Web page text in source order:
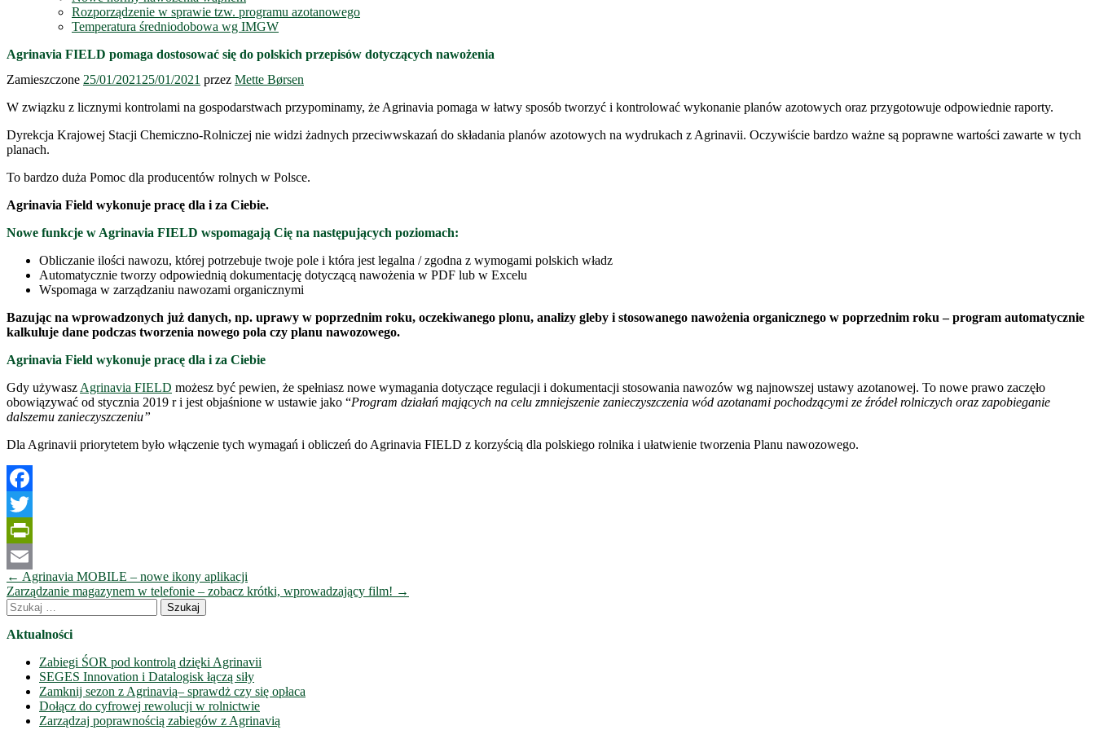
Rozporządzenie w sprawie tzw. programu azotanowego
Temperatura średniodobowa wg IMGW
Agrinavia FIELD pomaga dostosować się do polskich przepisów dotyczących nawożenia
Zamieszczone 25/01/2021 25/01/2021 przez Mette Børsen
W związku z licznymi kontrolami na gospodarstwach przypominamy, że Agrinavia pomaga w łatwy sposób tworzyć i kontrolować wykonanie planów azotowych oraz przygotowuje odpowiednie raporty.
Dyrekcja Krajowej Stacji Chemiczno-Rolniczej nie widzi żadnych przeciwwskazań do składania planów azotowych na wydrukach z Agrinavii. Oczywiście bardzo ważne są poprawne wartości zawarte w tych
planach.
To bardzo duża Pomoc dla producentów rolnych w Polsce.
Agrinavia Field wykonuje pracę dla i za Ciebie.
Nowe funkcje w Agrinavia FIELD wspomagają Cię na następujących poziomach:
Obliczanie ilości nawozu, której potrzebuje twoje pole i która jest legalna / zgodna z wymogami polskich władz
Automatycznie tworzy odpowiednią dokumentację dotyczącą nawożenia w PDF lub w Excelu
Wspomaga w zarządzaniu nawozami organicznymi
Bazując na wprowadzonych już danych, np. uprawy w poprzednim roku, oczekiwanego plonu, analizy gleby i stosowanego nawożenia organicznego w poprzednim roku – program automatycznie
kalkuluje dane podczas tworzenia nowego pola czy planu nawozowego.
Agrinavia Field wykonuje pracę dla i za Ciebie
Gdy używasz Agrinavia FIELD możesz być pewien, że spełniasz nowe wymagania dotyczące regulacji i dokumentacji stosowania nawozów wg najnowszej ustawy azotanowej. To nowe prawo zaczęło
obowiązywać od stycznia 2019 r i jest objaśnione w ustawie jako “Program działań mających na celu zmniejszenie zanieczyszczenia wód azotanami pochodzącymi ze źródeł rolniczych oraz zapobieganie
dalszemu zanieczyszczeniu”
Dla Agrinavii priorytetem było włączenie tych wymagań i obliczeń do Agrinavia FIELD z korzyścią dla polskiego rolnika i ułatwienie tworzenia Planu nawozowego.
Facebook
Twitter
PrintFriendly
Email
Nawigacja
wpisów
← Agrinavia MOBILE – nowe ikony aplikacji
Zarządzanie magazynem w telefonie – zobacz krótki, wprowadzający film! →
Szukaj:
Aktualności
Zabiegi ŚOR pod kontrolą dzięki Agrinavii
SEGES Innovation i Datalogisk łączą siły
Zamknij sezon z Agrinavią– sprawdż czy się opłaca
Dołącz do cyfrowej rewolucji w rolnictwie
Zarządzaj poprawnością zabiegów z Agrinavią